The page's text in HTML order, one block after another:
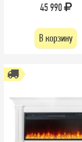
45 990
В корзину